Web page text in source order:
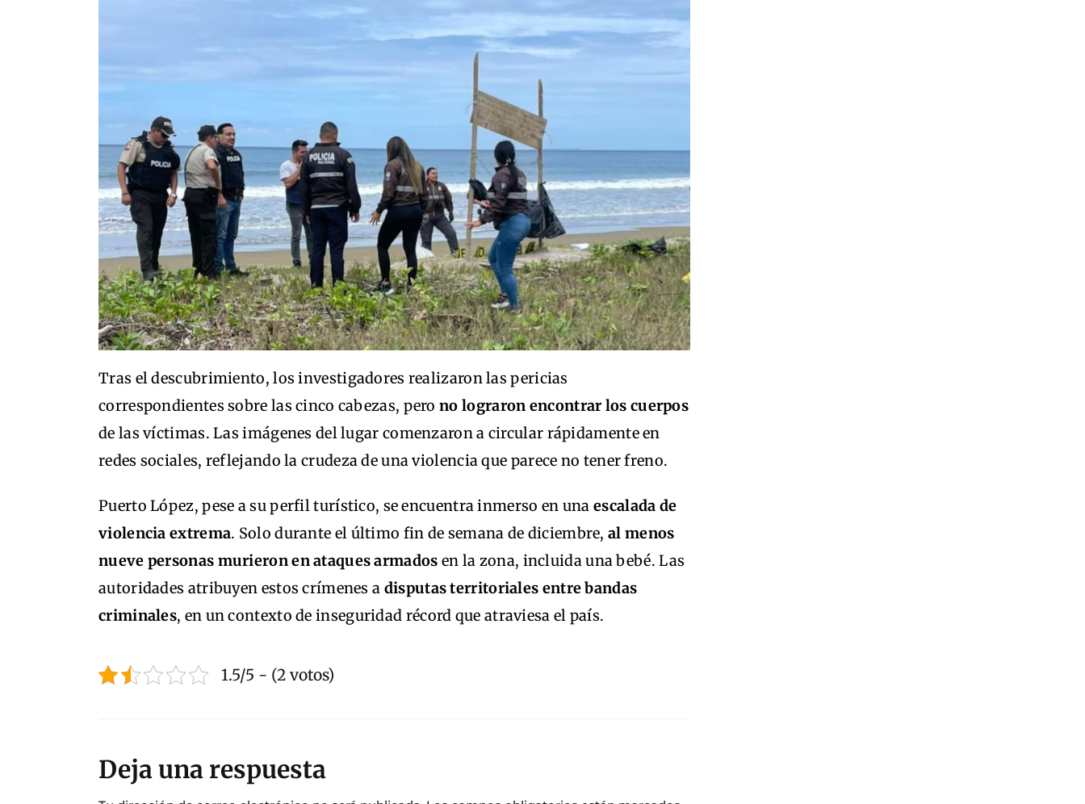
Tras el descubrimiento, los investigadores realizaron las pericias
correspondientes sobre las cinco cabezas, perono lograron encontrar los cuerpos
de las víctimas. Las imágenes del lugar comenzaron a circular rápidamente en
redes sociales, reflejando la crudeza de una violencia que parece no tener freno.
Puerto López, pese a su perfil turístico, se encuentra inmerso en una escalada de
violencia extrema. Solo durante el último fin de semana de diciembre,al menos
nueve personas murieron en ataques armados en la zona, incluida una bebé. Las
autoridades atribuyen estos crímenes a disputas territoriales entre bandas
criminales, en un contexto de inseguridad récord que atraviesa el país.
1.5/5 - (2 votos)
Deja una respuesta